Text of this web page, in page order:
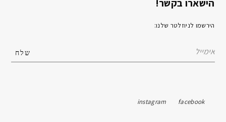
הישארו בקשר!
הירשמו לניוזלטר שלנו:
facebook
instagram